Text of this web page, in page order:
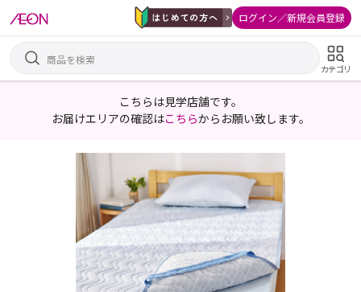
ログイン／新規会員登録
カテゴリ
こちらは見学店舗です。
お届けエリアの確認はこちらからお願い致します。